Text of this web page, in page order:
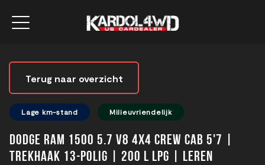
Terug naar overzicht
Lage km-stand Milieuvriendelijk
Dodge Ram 1500 5.7 V8 4x4 Crew Cab 5'7 |
Trekhaak 13-polig | 200 L LPG | Leren